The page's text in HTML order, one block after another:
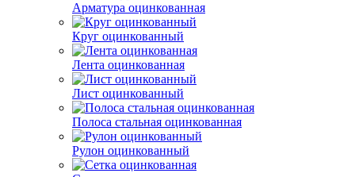
Арматура оцинкованная
Круг оцинкованный
Лента оцинкованная
Лист оцинкованный
Полоса стальная оцинкованная
Рулон оцинкованный